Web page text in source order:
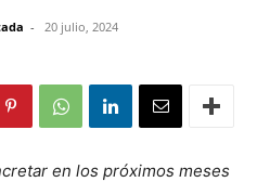
- 20 julio, 2024
en los próximos meses